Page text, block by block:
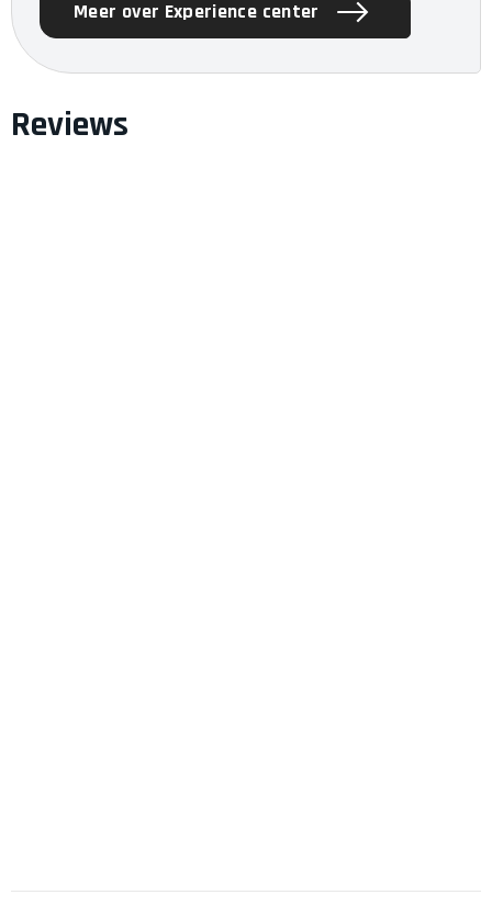
Meer over Experience center
Reviews